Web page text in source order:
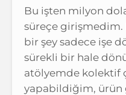
Bu işten milyon
süreçe
bir şey sadece işe
sürekli bir hale
atölyemde kolektif
yapabildiğim, ürün